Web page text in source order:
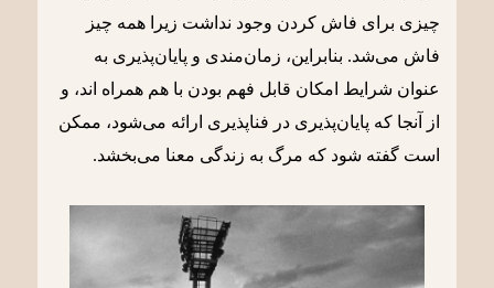
چیزی برای فاش کردن وجود نداشت زیرا همه چیز
فاش می‌شد. بنابراین، زمان‌مندی و پایان‌پذیری به
عنوان شرایط امکان قابل فهم بودن با هم همراه اند، و
از آنجا که پایان‌پذیری در فناپذیری ارائه می‌شود، ممکن
است گفته شود که مرگ به زندگی معنا می‌بخشد.